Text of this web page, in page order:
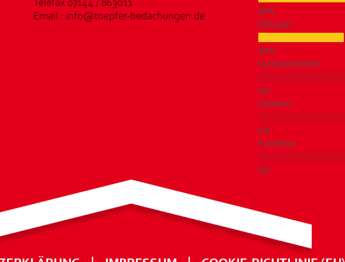
Email : info@toepfer-bedachungen.de
Sehr gut
Durchschnittlich
Schlecht
Furchtbar